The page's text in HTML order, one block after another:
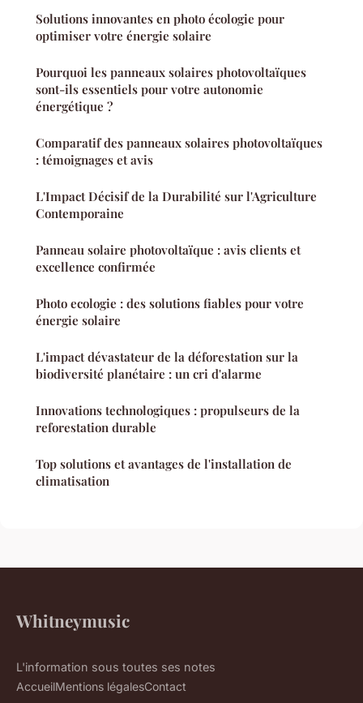
Solutions innovantes en photo écologie pour
optimiser votre énergie solaire
Pourquoi les panneaux solaires photovoltaïques
sont-ils essentiels pour votre autonomie
énergétique ?
Comparatif des panneaux solaires photovoltaïques
: témoignages et avis
L'Impact Décisif de la Durabilité sur l'Agriculture
Contemporaine
Panneau solaire photovoltaïque : avis clients et
excellence confirmée
Photo ecologie : des solutions fiables pour votre
énergie solaire
L'impact dévastateur de la déforestation sur la
biodiversité planétaire : un cri d'alarme
Innovations technologiques : propulseurs de la
reforestation durable
Top solutions et avantages de l'installation de
climatisation
Whitneymusic
L'information sous toutes ses notes
AccueilMentions légalesContact